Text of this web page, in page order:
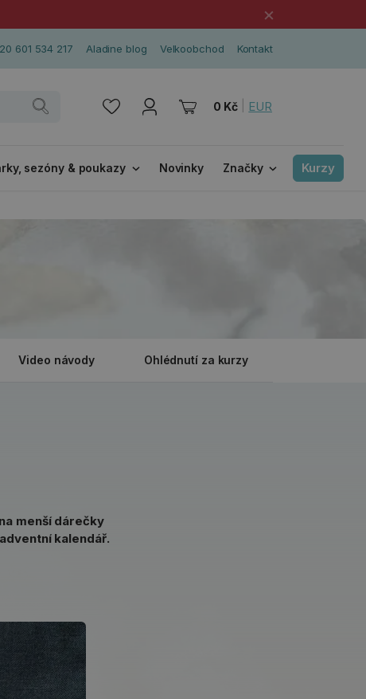
×
601 534 217 Aladine blog Velkoobchod Kontakt
0 Kč EUR
sezóny & poukazy Novinky Značky Kurzy
Video návody Ohlédnutí za kurzy
menší dárečky
kalendář.